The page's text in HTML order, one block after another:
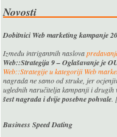
Novosti
Dobitnici Web marketing kampanje
Između intrigantnih naslova
Web::Strategija 9 – Oglašavanje je
Web::Strategije u kategoriji Web
nagrada ne samo od struke, jer
uglednih naručitelja kampanji i drugih
šest nagrada i dvije posebne pohvale
Business Speed Dating